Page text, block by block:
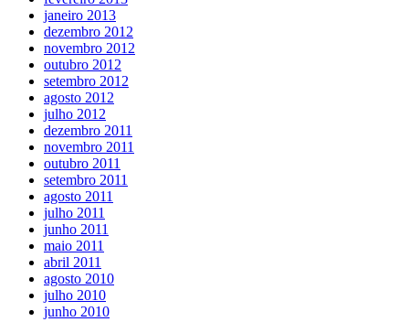
janeiro 2013
dezembro 2012
novembro 2012
outubro 2012
setembro 2012
agosto 2012
julho 2012
dezembro 2011
novembro 2011
outubro 2011
setembro 2011
agosto 2011
julho 2011
junho 2011
maio 2011
abril 2011
agosto 2010
julho 2010
junho 2010